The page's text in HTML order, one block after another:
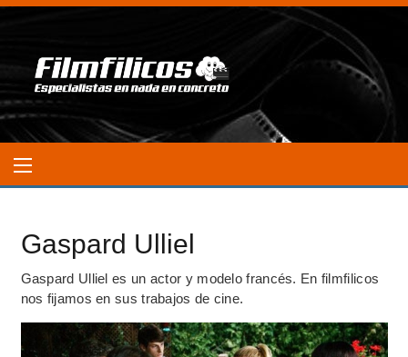
Gaspard Ulliel
Gaspard Ulliel es un actor y modelo francés. En filmfilicos
nos fijamos en sus trabajos de cine.